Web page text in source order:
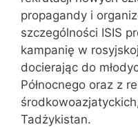
propagandy i
szczególności ISIS
kampanię w
docierając do
Północnego oraz z
Tadżykistan.